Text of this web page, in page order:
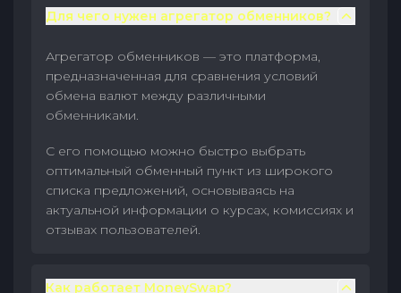
Для чего нужен агрегатор обменников?
Агрегатор обменников — это платформа,
предназначенная для сравнения условий
обмена валют между различными
обменниками.
С его помощью можно быстро выбрать
оптимальный обменный пункт из широкого
списка предложений, основываясь на
актуальной информации о курсах, комиссиях и
отзывах пользователей.
Как работает MoneySwap?